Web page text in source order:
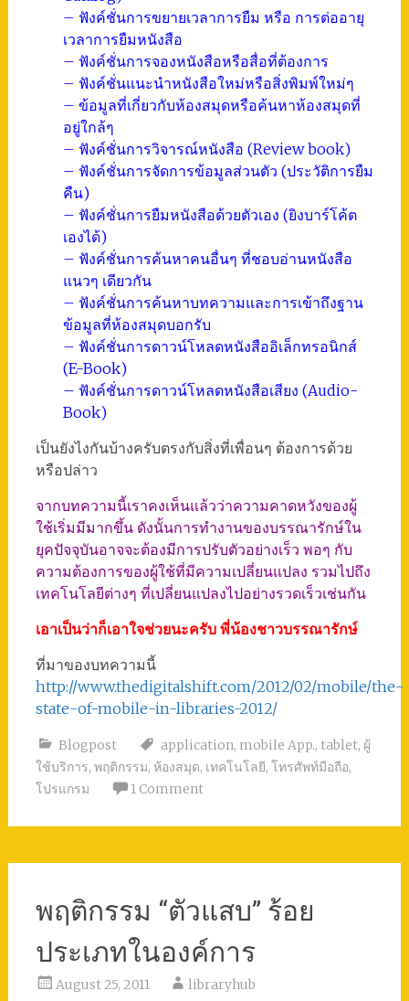
– ฟังค์ชั่นการขยายเวลาการยืม หรือ การต่ออายุ
เวลาการยืมหนังสือ
– ฟังค์ชั่นการจองหนังสือหรือสื่อที่ต้องการ
– ฟังค์ชั่นแนะนำหนังสือใหม่หรือสิ่งพิมพ์ใหม่ๆ
– ข้อมูลที่เกี่ยวกับห้องสมุดหรือค้นหาห้องสมุดที่
อยู่ใกล้ๆ
– ฟังค์ชั่นการวิจารณ์หนังสือ (Review book)
– ฟังค์ชั่นการจัดการข้อมูลส่วนตัว (ประวัติการยืม
คืน)
– ฟังค์ชั่นการยืมหนังสือด้วยตัวเอง (ยิงบาร์โค้ต
เองได้)
– ฟังค์ชั่นการค้นหาคนอื่นๆ ที่ชอบอ่านหนังสือ
แนวๆ เดียวกัน
– ฟังค์ชั่นการค้นหาบทความและการเข้าถึงฐาน
ข้อมูลที่ห้องสมุดบอกรับ
– ฟังค์ชั่นการดาวน์โหลดหนังสืออิเล็กทรอนิกส์
(E-Book)
– ฟังค์ชั่นการดาวน์โหลดหนังสือเสียง (Audio-
Book)
เป็นยังไงกันบ้างครับตรงกับสิ่งที่เพื่อนๆ ต้องการด้วย
หรือปล่าว
จากบทความนี้เราคงเห็นแล้วว่าความคาดหวังของผู้
ใช้เริ่มมีมากขึ้น ดังนั้นการทำงานของบรรณารักษ์ใน
ยุคปัจจุบันอาจจะต้องมีการปรับตัวอย่างเร็ว พอๆ กับ
ความต้องการของผู้ใช้ที่มีความเปลี่ยนแปลง รวมไปถึง
เทคโนโลยีต่างๆ ที่เปลี่ยนแปลงไปอย่างรวดเร็วเช่นกัน
เอาเป็นว่าก็เอาใจช่วยนะครับ พี่น้องชาวบรรณารักษ์
ที่มาของบทความนี้
http://www.thedigitalshift.com/2012/02/mobile/the-
state-of-mobile-in-libraries-2012/
Blogpost application, mobile App., tablet, ผู้
ใช้บริการ, พฤติกรรม, ห้องสมุด, เทคโนโลยี, โทรศัพท์มือถือ,
โปรแกรม
1 Comment
พฤติกรรม “ตัวแสบ” ร้อย
ประเภทในองค์การ
August 25, 2011 libraryhub